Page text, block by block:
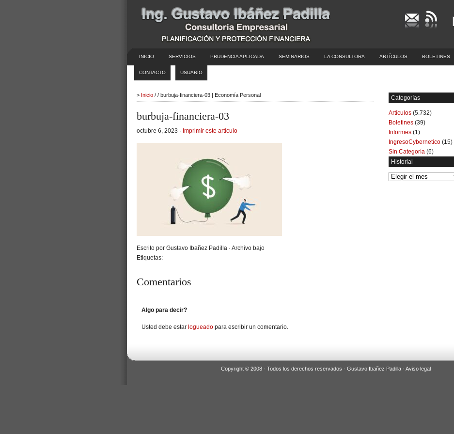
INICIO SERVICIOS PRUDENCIA APLICADA SEMINARIOS LA CONSULTORA ARTÍCULOS BOLETINES
CONTACTO USUARIO
> Inicio / / burbuja-financiera-03 | Economía Personal
burbuja-financiera-03
octubre 6, 2023 · Imprimir este artículo
Escrito por Gustavo Ibañez Padilla · Archivo bajo
Etiquetas:
Comentarios
Algo para decir?
Usted debe estar logueado para escribir un comentario.
Categorías
Artículos (5.732)
Boletines (39)
Informes (1)
IngresoCybernetico (15)
Sin Categoría (6)
Historial
Historial
Copyright © 2008 · Todos los derechos reservados · Gustavo Ibañez Padilla · Aviso legal